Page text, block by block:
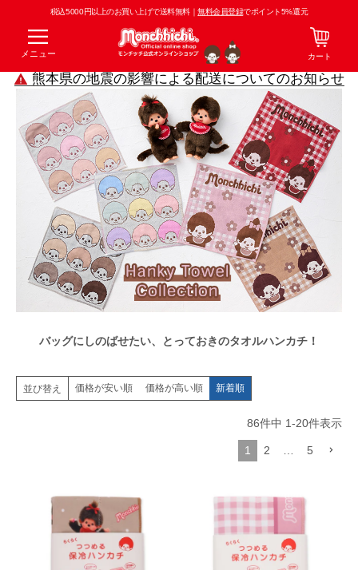
税込5000円以上のお買い上げで送料無料｜無料会員登録でポイント5%還元
メニュー カート
熊本県の地震の影響による配送についてのお知らせ
バッグにしのばせたい、とっておきのタオルハンカチ！
並び替え 価格が安い順 価格が高い順 新着順
86件中 1-20件表示
1 2 5